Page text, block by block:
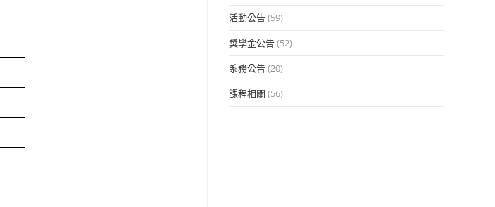
活動公告(59)
獎學金公告(52)
系務公告(20)
課程相關 (56)